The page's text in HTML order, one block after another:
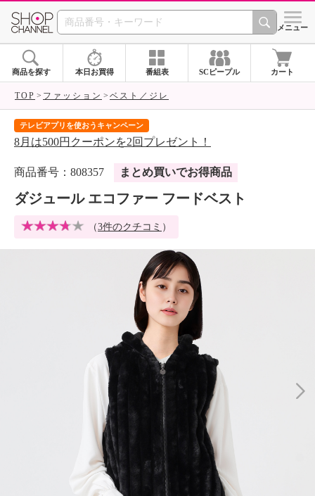
SHOP CHANNEL シメニュー
商品を探す 本日お買得 番組表 SCピープル カート
TOP ファッション ベスト／ジレ
テレビアプリを使おうキャンペーン
8月は500円クーポンを2回プレゼント！
商品番号：808357 まとめ買いでお得商品
ダジュール エコファー フードベスト
（3件のクチコミ ）